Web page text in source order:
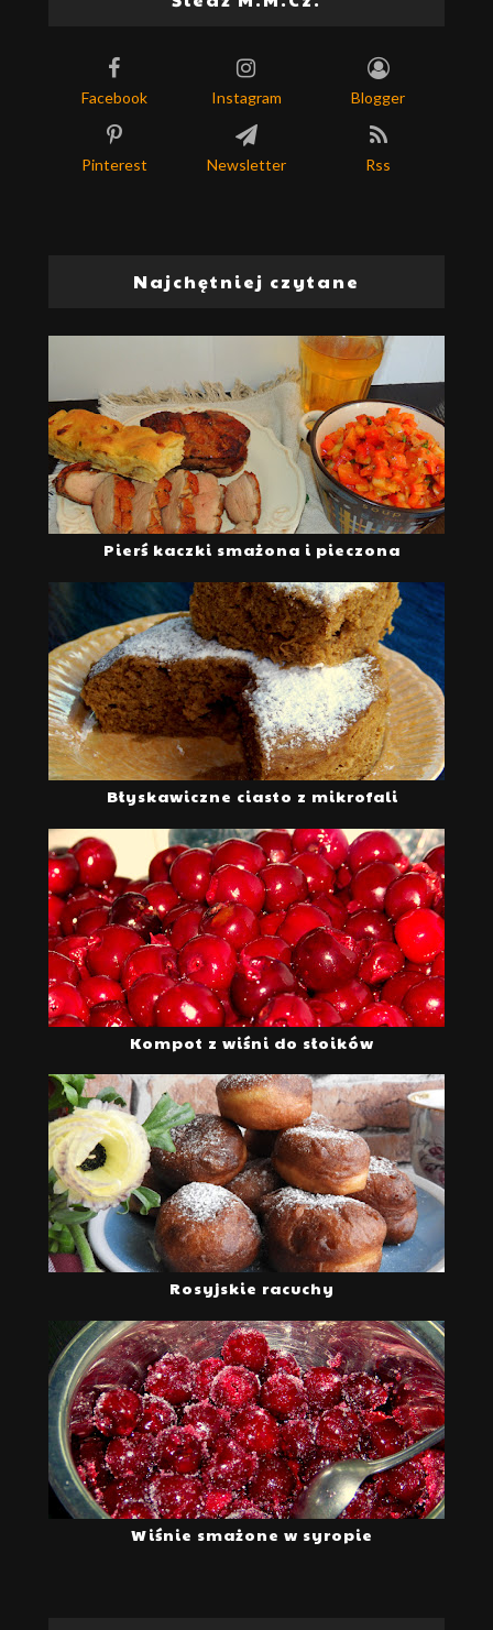
Facebook Instagram Blogger
Pinterest Newsletter Rss
Najchętniej czytane
Pierś kaczki smażona i pieczona
Błyskawiczne ciasto z mikrofali
Kompot z wiśni do słoików
Rosyjskie racuchy
Wiśnie smażone w syropie